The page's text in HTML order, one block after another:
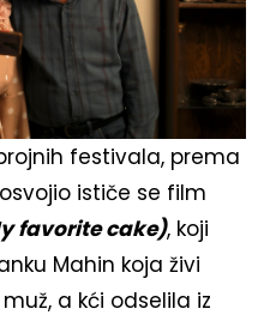
festivala, prema
ističe se film
favorite cake), koji
Mahin koja živi
a kći odselila iz